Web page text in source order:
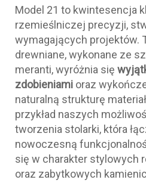
Model 21 to kwintesencja
rzemieślniczej precyzji,
wymagających projektów.
drewniane, wykonane ze
meranti, wyróżnia się
zdobieniami oraz
naturalną strukturę
przykład naszych
tworzenia stolarki, która
nowoczesną
się w charakter stylowych
oraz zabytkowych